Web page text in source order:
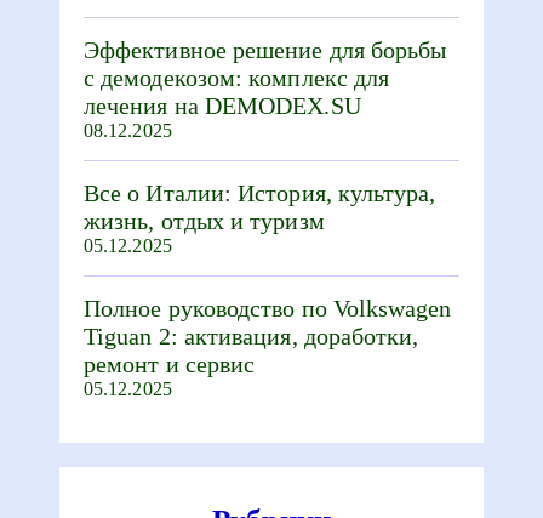
Эффективное решение для борьбы
с демодекозом: комплекс для
лечения на DEMODEX.SU
08.12.2025
Все о Италии: История, культура,
жизнь, отдых и туризм
05.12.2025
Полное руководство по Volkswagen
Tiguan 2: активация, доработки,
ремонт и сервис
05.12.2025